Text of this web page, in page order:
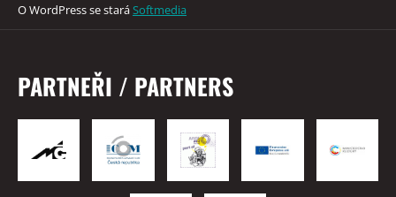
O WordPress se staráSoftmedia
PARTNEŘI / PARTNERS